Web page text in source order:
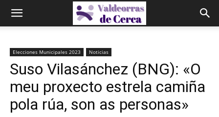
Elecciones Municipales 2023 Noticias
Suso Vilasánchez (BNG): «O
meu proxecto estrela camiña
pola rúa, son as personas»